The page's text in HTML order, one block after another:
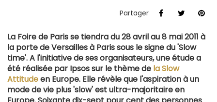
Partager
La Foire de Paris se tiendra du 28 avril au 8 mai 2011 à
la porte de Versailles à Paris sous le signe du 'Slow
time'. A l'initiative de ses organisateurs, une étude a
été réalisée par Ipsos sur le thème de la Slow
Attitudeen Europe. Elle révèle que l'aspiration à un
mode de vie plus 'slow' est ultra-majoritaire en